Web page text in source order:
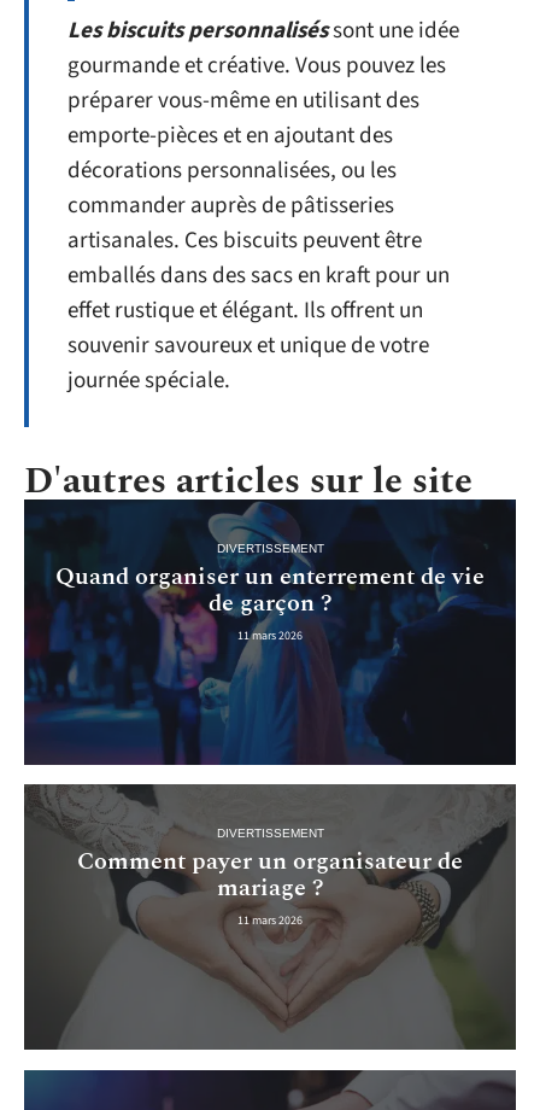
Les biscuits personnaliséssont une idée
gourmande et créative. Vous pouvez les
préparer vous-même en utilisant des
emporte-pièces et en ajoutant des
décorations personnalisées, ou les
commander auprès de pâtisseries
artisanales. Ces biscuits peuvent être
emballés dans des sacs en kraft pour un
effet rustique et élégant. Ils offrent un
souvenir savoureux et unique de votre
journée spéciale.
D'autres articles sur le site
DIVERTISSEMENT
Quand organiser un enterrement de vie
de garçon ?
11 mars 2026
DIVERTISSEMENT
Comment payer un organisateur de
mariage ?
11 mars 2026